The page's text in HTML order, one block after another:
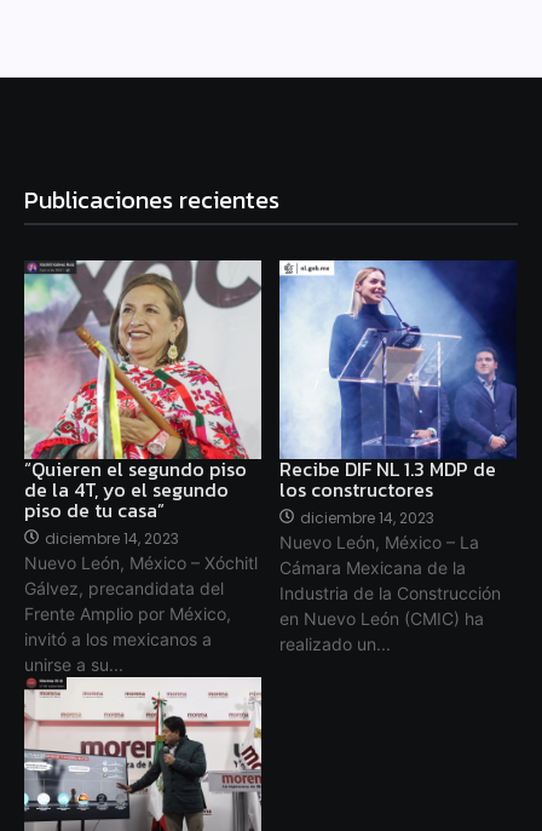
Publicaciones recientes
“Quieren el segundo piso
de la 4T, yo el segundo
piso de tu casa”
diciembre 14, 2023
Nuevo León, México – Xóchitl
Gálvez, precandidata del
Frente Amplio por México,
invitó a los mexicanos a
unirse a su...
Recibe DIF NL 1.3 MDP de
los constructores
diciembre 14, 2023
Nuevo León, México – La
Cámara Mexicana de la
Industria de la Construcción
en Nuevo León (CMIC) ha
realizado un...